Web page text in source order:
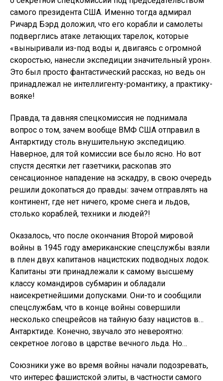
самого президента США. Именно тогда адмирал
Ричард Бэрд доложил, что его корабли и самолеты
подверглись атаке летающих тарелок, которые
«выныривали из-под воды и, двигаясь с огромной
скоростью, нанесли экспедиции значительный урон».
Это был просто фантастический рассказ, но ведь он
принадлежал не интеллигенту-романтику, а практику-
вояке!
Правда, та давняя спецкомиссия не поднимала
вопрос о том, зачем вообще ВМФ США отправил в
Антарктиду столь внушительную экспедицию.
Наверное, для той комиссии все было ясно. Но вот
спустя десятки лет газетчики, раскопав это
сенсационное нападение на эскадру, в свою очередь
решили докопаться до правды: зачем отправлять на
континент, где нет ничего, кроме снега и льдов,
столько кораблей, техники и людей?!
Оказалось, что после окончания Второй мировой
войны в 1945 году американские спецслужбы взяли
в плен двух капитанов нацистских подводных лодок.
Капитаны эти принадлежали к самому высшему
классу командиров субмарин и обладали
наисекретнейшими допусками. Они-то и сообщили
спецслужбам, что в конце войны совершили
несколько спецрейсов на тайную базу нацистов в…
Антарктиде. Конечно, звучало это невероятно:
секретное логово в царстве вечного льда. Но…
Союзники уже во время войны начали подозревать,
что интерес фашистской элиты, в частности самого